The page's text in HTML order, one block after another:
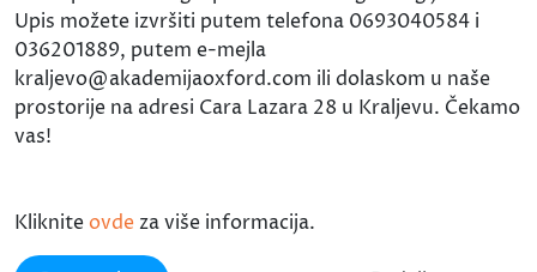
Upis možete izvršiti putem telefona 0693040584 i
036201889, putem e-mejla
kraljevo@akademijaoxford.com ili dolaskom u naše
prostorije na adresi Cara Lazara 28 u Kraljevu. Čekamo
vas!
Kliknite ovde za više informacija.